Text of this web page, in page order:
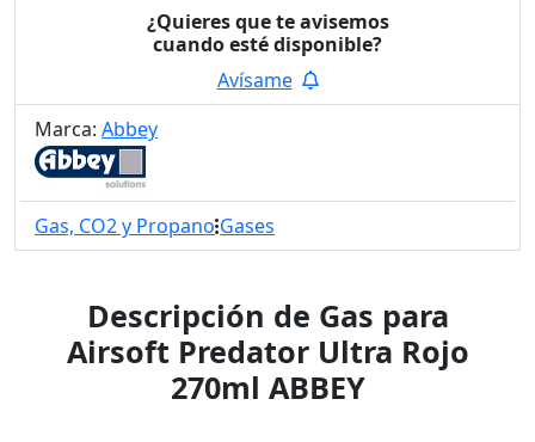
¿Quieres que te avisemos
cuando esté disponible?
Avísame
Marca: Abbey
Gas, CO2 y Propano Gases
Descripción de Gas para
Airsoft Predator Ultra Rojo
270ml ABBEY